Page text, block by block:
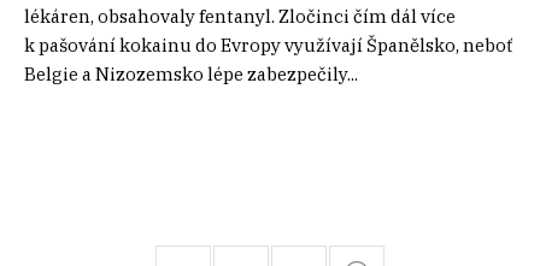
lékáren, obsahovaly fentanyl. Zločinci čím dál více
k pašování kokainu do Evropy využívají Španělsko, neboť
Belgie a Nizozemsko lépe zabezpečily...